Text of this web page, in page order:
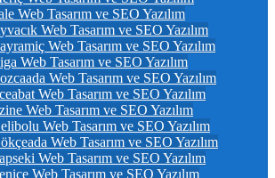
Web Tasarım ve SEO Yazılım
Web Tasarım ve SEO Yazılım
Web Tasarım ve SEO Yazılım
Web Tasarım ve SEO Yazılım
Web Tasarım ve SEO Yazılım
Web Tasarım ve SEO Yazılım
Web Tasarım ve SEO Yazılım
Web Tasarım ve SEO Yazılım
Web Tasarım ve SEO Yazılım
Web Tasarım ve SEO Yazılım
Web Tasarım ve SEO Yazılım